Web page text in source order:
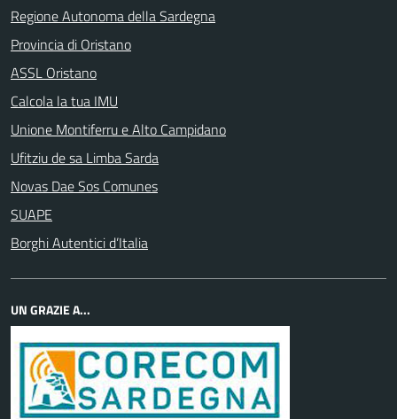
Regione Autonoma della Sardegna
Provincia di Oristano
ASSL Oristano
Calcola la tua IMU
Unione Montiferru e Alto Campidano
Ufitziu de sa Limba Sarda
Novas Dae Sos Comunes
SUAPE
Borghi Autentici d’Italia
UN GRAZIE A...